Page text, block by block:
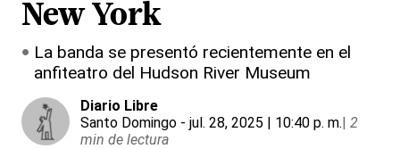
New York
La banda se presentó recientemente en el
anfiteatro del Hudson River Museum
Diario Libre
Santo Domingo - jul. 28, 2025 | 10:40 p. m.| 2
min de lectura